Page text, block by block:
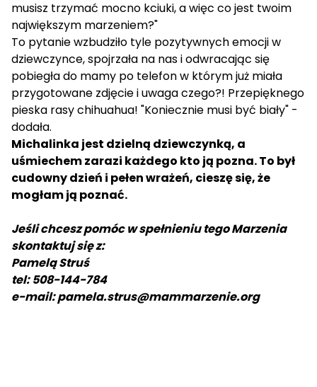
musisz trzymać mocno kciuki, a więc co jest twoim
największym marzeniem?"
To pytanie wzbudziło tyle pozytywnych emocji w
dziewczynce, spojrzała na nas i odwracając się
pobiegła do mamy po telefon w którym już miała
przygotowane zdjęcie i uwaga czego?! Przepięknego
pieska rasy chihuahua! "Koniecznie musi być biały" -
dodała.
Michalinka jest dzielną dziewczynką, a
uśmiechem zarazi każdego kto ją pozna. To był
cudowny dzień i pełen wrażeń, cieszę się, że
mogłam ją poznać.
Jeśli chcesz pomóc w spełnieniu tego Marzenia
skontaktuj się z:
Pamelą Struś
tel: 508-144-784
e-mail: pamela.strus@mammarzenie.org